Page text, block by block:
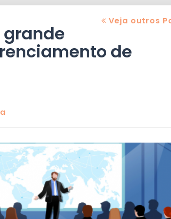
Veja outros
grande
de